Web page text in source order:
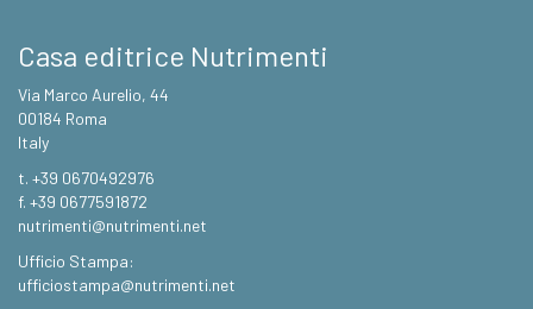
Casa editrice Nutrimenti
Via Marco Aurelio, 44
00184 Roma
Italy
t. +39 0670492976
f. +39 0677591872
nutrimenti@nutrimenti.net
Ufficio Stampa:
ufficiostampa@nutrimenti.net